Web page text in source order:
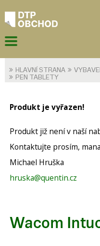
HLAVNÍ STRANA
PEN TABLETY
Produkt je vyřazen!
Produkt již není v naší
Kontaktujte prosím,
Michael Hruška
hruska@quentin.cz
Wacom